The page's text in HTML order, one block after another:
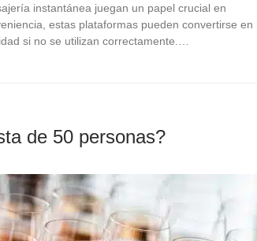
instantánea juegan un papel crucial en
estas plataformas pueden convertirse en
si no se utilizan correctamente.…
de 50 personas?